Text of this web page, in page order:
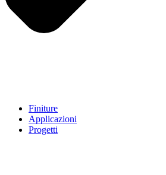
Finiture
Applicazioni
Progetti